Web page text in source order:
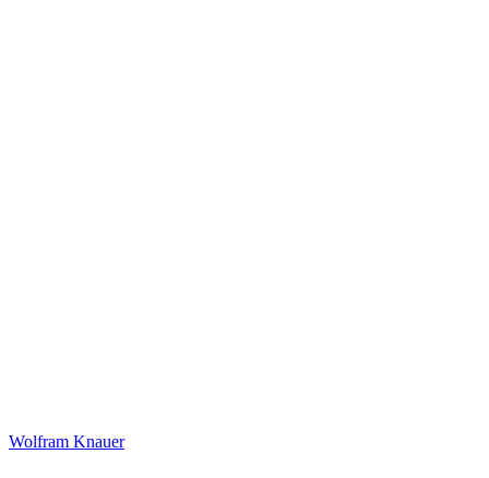
Wolfram Knauer